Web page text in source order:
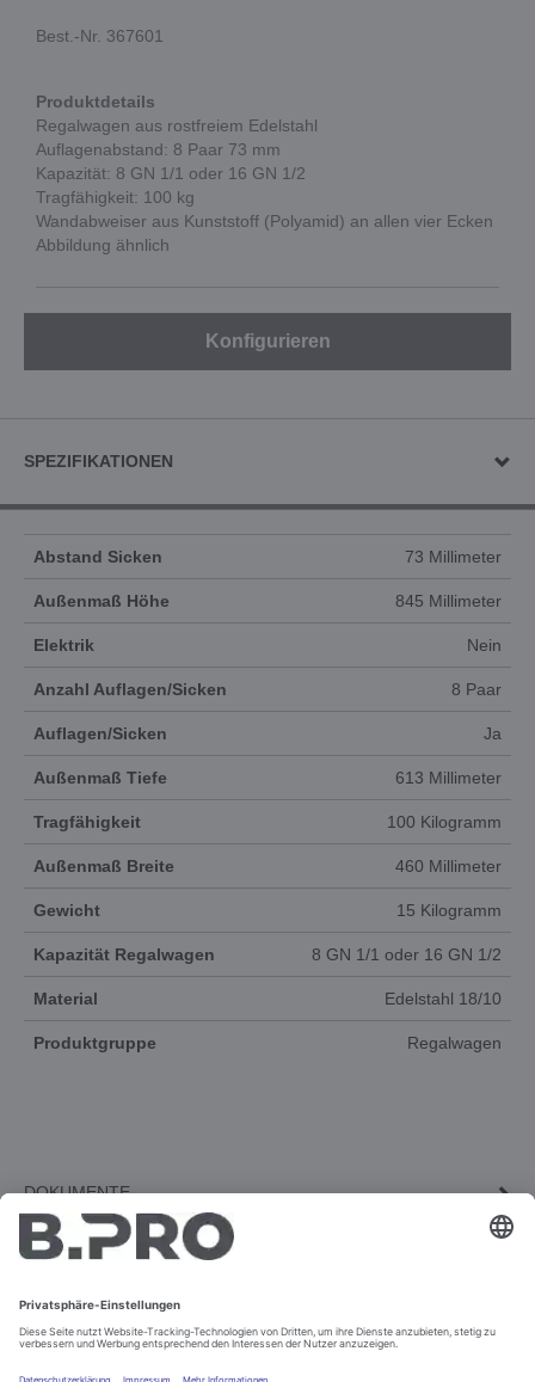
Best.-Nr. 367601
Produktdetails
Regalwagen aus rostfreiem Edelstahl
Auflagenabstand: 8 Paar 73 mm
Kapazität: 8 GN 1/1 oder 16 GN 1/2
Tragfähigkeit: 100 kg
Wandabweiser aus Kunststoff (Polyamid) an allen vier Ecken
Abbildung ähnlich
Konfigurieren
SPEZIFIKATIONEN
Abstand Sicken 73 Millimeter
Außenmaß Höhe 845 Millimeter
Elektrik Nein
Anzahl Auflagen/Sicken 8 Paar
Auflagen/Sicken Ja
Außenmaß Tiefe 613 Millimeter
Tragfähigkeit 100 Kilogramm
Außenmaß Breite 460 Millimeter
Gewicht 15 Kilogramm
Kapazität Regalwagen 8 GN 1/1 oder 16 GN 1/2
Material Edelstahl 18/10
Produktgruppe Regalwagen
DOKUMENTE